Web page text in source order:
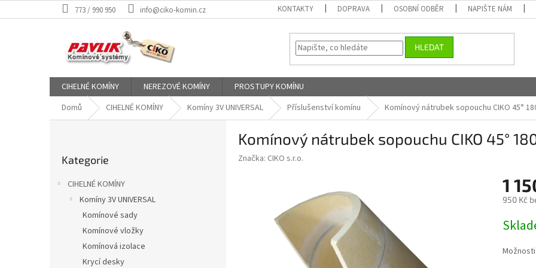
na
773 / 990 950 info@ciko-komin.cz KONTAKTY DOPRAVA OSOBNÍ ODBĚR NAPIŠTE NÁM
HLEDAT
CIHELNÉ KOMÍNY NEREZOVÉ KOMÍNY
PROSTUPY KOMÍNU
Domů
CIHELNÉ KOMÍNY Komíny 3V UNIVERSAL Příslušenství komínu Komínový nátrubek sopouchu CIKO 45°
kategorie
Kategorie
CIHELNÉ KOMÍNY
Komíny 3V UNIVERSAL
Komínové sady
Komínové vložky
Komínová izolace
Krycí desky
Komínový nátrubek sopouchu CIKO 45°
Značka: CIKO s.r.o.
1
950 Kč
cena: